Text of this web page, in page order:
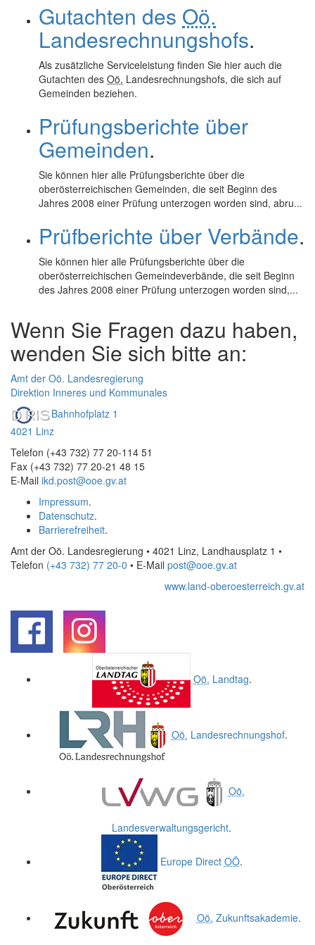
Gutachten des Oö.
Landesrechnungshofs.
Als zusätzliche Serviceleistung finden Sie hier auch die
Gutachten des Oö. Landesrechnungshofs, die sich auf
Gemeinden beziehen.
Prüfungsberichte über
Gemeinden.
Sie können hier alle Prüfungsberichte über die
oberösterreichischen Gemeinden, die seit Beginn des
Jahres 2008 einer Prüfung unterzogen worden sind, abru...
Prüfberichte über Verbände.
Sie können hier alle Prüfungsberichte über die
oberösterreichischen Gemeindeverbände, die seit Beginn
des Jahres 2008 einer Prüfung unterzogen worden sind,...
Wenn Sie Fragen dazu haben,
wenden Sie sich bitte an:
Amt der Oö. Landesregierung
Direktion Inneres und Kommunales
Bahnhofplatz 1
4021 Linz
Telefon (+43 732) 77 20-114 51
Fax (+43 732) 77 20-21 48 15
E-Mail ikd.post@ooe.gv.at
Impressum.
Datenschutz.
Barrierefreiheit.
Amt der Oö. Landesregierung • 4021 Linz, Landhausplatz 1 •
Telefon (+43 732) 77 20-0 • E-Mail post@ooe.gv.at
www.land-oberoesterreich.gv.at
Oö. Landtag.
Oö. Landesrechnungshof.
Oö.
Landesverwaltungsgericht.
Europe Direct OÖ.
Oö. Zukunftsakademie.